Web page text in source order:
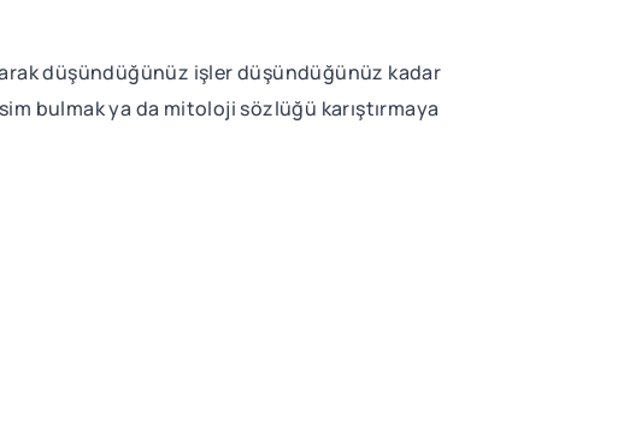
düşündüğünüz işler düşündüğünüz kadar
bulmak ya da mitoloji sözlüğü karıştırmaya